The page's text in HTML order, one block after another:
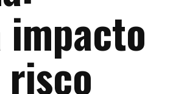
impacto
risco